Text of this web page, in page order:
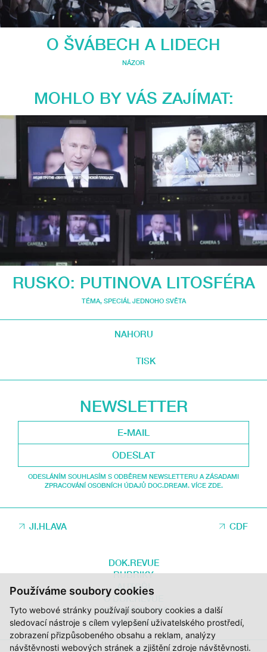
Používáme soubory cookies
Tyto webové stránky používají soubory cookies a další
sledovací nástroje s cílem vylepšení uživatelského prostředí,
zobrazení přizpůsobeného obsahu a reklam, analýzy
návštěvnosti webových stránek a zjištění zdroje návštěvnosti.
O ŠVÁBECH A LIDECH
NÁZOR
MOHLO BY VÁS ZAJÍMAT:
RUSKO: PUTINOVA LITOSFÉRA
TÉMA, SPECIÁL JEDNOHO SVĚTA
NAHORU
TISK
NEWSLETTER
ODESLAT
ODESLÁNÍM SOUHLASÍM S ODBĚREM NEWSLETTERU A ZÁSADAMI
ZPRACOVÁNÍ OSOBNÍCH ÚDAJŮ DOC.DREAM. VÍCE ZDE.
JI.HLAVA CDF
DOK.REVUE
RUBRIKY
AUTOŘI
O DOK.REVUE
PODPOŘTE NÁS
KONTAKTY